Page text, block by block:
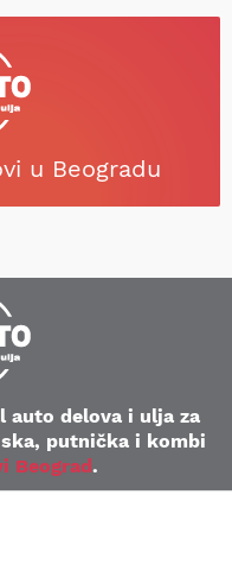
u Beogradu
auto delova i ulja za
putnička i kombi
Beograd.